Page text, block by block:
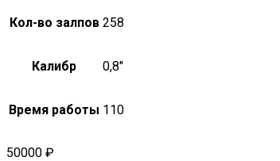
Кол-во залпов 258
Калибр 0,8"
Время работы 110
50000 ₽